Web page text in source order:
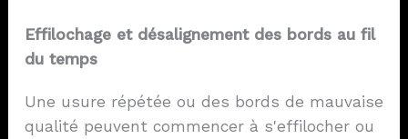
Effilochage et désalignement des bords au fil
du temps
Une usure répétée ou des bords de mauvaise
qualité peuvent commencer à s'effilocher ou